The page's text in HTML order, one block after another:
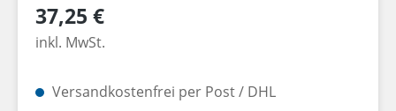
Regulärer Preis:
37,25 €
inkl. MwSt.
Versandkostenfrei per Post / DHL